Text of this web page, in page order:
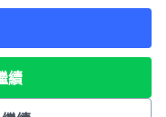
續